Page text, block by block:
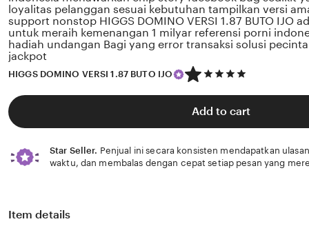
loyalitas pelanggan sesuai kebutuhan tampilkan versi
support nonstop HIGGS DOMINO VERSI 1.87 BUTO IJO
untuk meraih kemenangan 1 milyar referensi porni
hadiah undangan Bagi yang error transaksi solusi
jackpot
HIGGS DOMINO VERSI 1.87 BUTO IJO
5
out
of
stars
Add to cart
Star Seller. Penjual ini secara konsisten mendapatkan
waktu, dan membalas dengan cepat setiap pesan yang
Item details